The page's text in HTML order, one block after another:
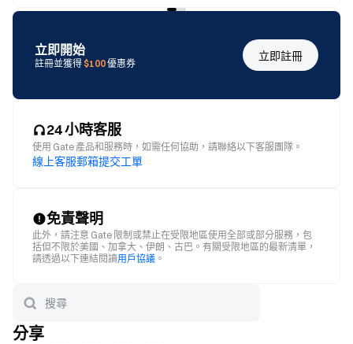
立即開始
註冊並獲得 $100優惠券
立即註冊
24 小時客服
使用 Gate 產品和服務時，如需任何協助，請聯絡以下客服團隊。
線上客服郵箱提交工單
免責聲明
此外，請注意 Gate 限制或禁止在受限地區使用全部或部分服務，包
括但不限於美國、加拿大、伊朗、古巴。有關受限地區的最新清單，
請透過以下連結閱讀用戶協議 。
分享